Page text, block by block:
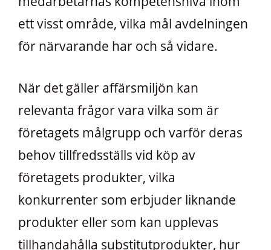
ett visst område, vilka mål avdelningen
för närvarande har och så vidare.
När det gäller affärsmiljön kan
relevanta frågor vara vilka som är
företagets målgrupp och varför deras
behov tillfredsställs vid köp av
företagets produkter, vilka
konkurrenter som erbjuder liknande
produkter eller som kan upplevas
tillhandahålla substitutprodukter, hur